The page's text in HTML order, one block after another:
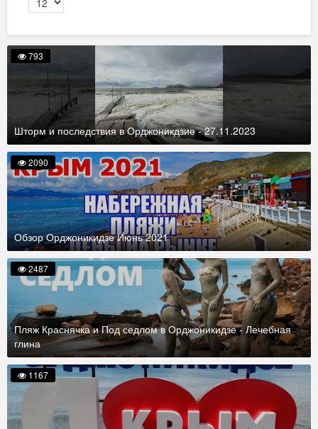
Шторм и последствия в Орджоникдзие - 27.11.2023
793
Обзор Орджоникидзе Июнь 2021
2090
Пляж Краснячка и Под седлом в Орджоникидзе - Лечебная
глина
2487
1167